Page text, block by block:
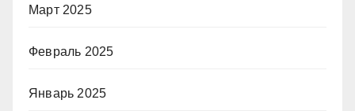
Март 2025
Февраль 2025
Январь 2025